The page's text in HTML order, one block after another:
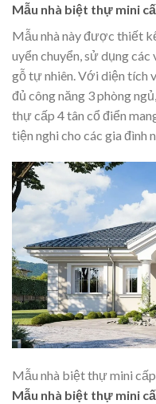
Mẫu nhà biệt thự mini
Mẫu nhà này được thiết
uyển chuyển, sử dụng
gỗ tự nhiên. Với diện tích
đủ công năng 3 phòng
thự cấp 4 tân cổ điển
tiện nghi cho các gia đình
Mẫu nhà biệt thự mini
Mẫu nhà biệt thự mini